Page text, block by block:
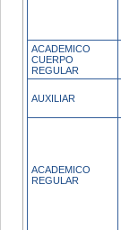
ACADEMICO
CUERPO
REGULAR
AUXILIAR
ACADEMICO
REGULAR